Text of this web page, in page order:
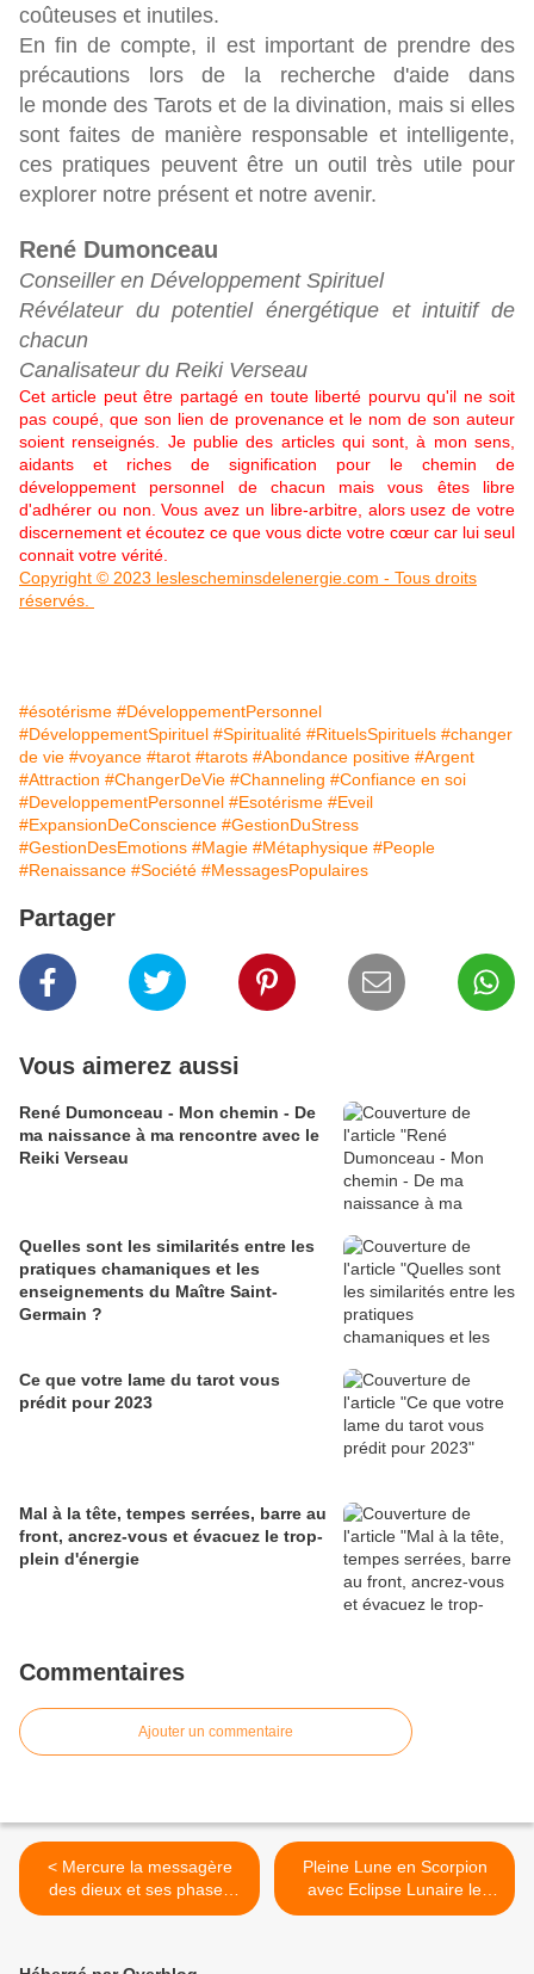
coûteuses et inutiles.
En fin de compte, il est important de prendre des
précautions lors de la recherche d'aide dans
le monde des Tarots et de la divination, mais si elles
sont faites de manière responsable et intelligente,
ces pratiques peuvent être un outil très utile pour
explorer notre présent et notre avenir.
René Dumonceau
Conseiller en Développement Spirituel
Révélateur du potentiel énergétique et intuitif de
chacun
Canalisateur du Reiki Verseau
Cet article peut être partagé en toute liberté pourvu qu'il ne soit
pas coupé, que son lien de provenance et le nom de son auteur
soient renseignés. Je publie des articles qui sont, à mon sens,
aidants et riches de signification pour le chemin de
développement personnel de chacun mais vous êtes libre
d'adhérer ou non. Vous avez un libre-arbitre, alors usez de votre
discernement et écoutez ce que vous dicte votre cœur car lui seul
connait votre vérité.
Copyright © 2023 leslescheminsdelenergie.com - Tous droits
réservés.
#ésotérisme #DéveloppementPersonnel
#DéveloppementSpirituel #Spiritualité #RituelsSpirituels #changer
de vie #voyance #tarot #tarots #Abondance positive #Argent
#Attraction #ChangerDeVie #Channeling #Confiance en soi
#DeveloppementPersonnel #Esotérisme #Eveil
#ExpansionDeConscience #GestionDuStress
#GestionDesEmotions #Magie #Métaphysique #People
#Renaissance #Société #MessagesPopulaires
Partager
Vous aimerez aussi
René Dumonceau - Mon chemin - De
ma naissance à ma rencontre avec le
Reiki Verseau
Quelles sont les similarités entre les
pratiques chamaniques et les
enseignements du Maître Saint-
Germain ?
Ce que votre lame du tarot vous
prédit pour 2023
Mal à la tête, tempes serrées, barre au
front, ancrez-vous et évacuez le trop-
plein d'énergie
Commentaires
Ajouter un commentaire
< Mercure la messagère
des dieux et ses phases
rétrogrades en 2023
Pleine Lune en Scorpion
avec Eclipse Lunaire le
vendredi 5 Mai 2023 >